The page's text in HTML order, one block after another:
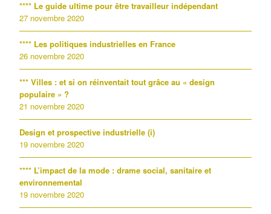
**** Le guide ultime pour être travailleur indépendant
27 novembre 2020
**** Les politiques industrielles en France
26 novembre 2020
*** Villes : et si on réinventait tout grâce au « design
populaire » ?
21 novembre 2020
Design et prospective industrielle (i)
19 novembre 2020
**** L’impact de la mode : drame social, sanitaire et
environnemental
19 novembre 2020